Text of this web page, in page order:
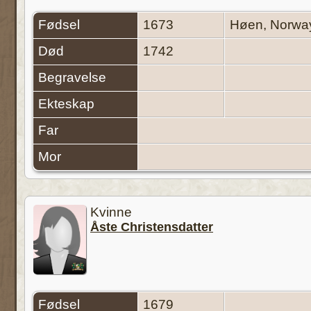
Fødsel 1673
Høen,
Død
1742
Begravelse
Ekteskap
Far
Mor
Kvinne
Åste Christensdatter
Fødsel 1679